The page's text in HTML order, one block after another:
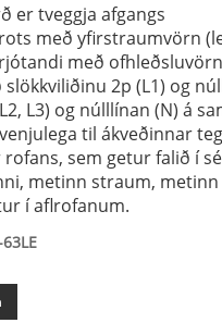
er tveggja afgangs
með yfirstraumvörn
með
2p (L1) og
L3) og núlllínan (N) á
til ákveðinnar
sem getur falið í
metinn straum,
í aflrofanum.